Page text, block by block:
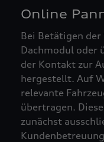
Online
Bei Betätigen der
Dachmodul oder
der Kontakt zur
hergestellt. Auf
relevante
übertragen.
zunächst